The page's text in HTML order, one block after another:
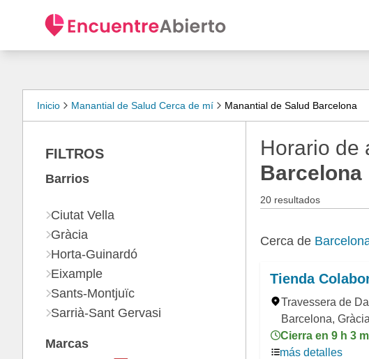
Inicio Manantial de Salud Cerca de mí Manantial de Salud Barcelona
Horario de
Barcelona
20 resultados
Cerca de
Tienda
Travessera de
Barcelona,
Cierra en 9 h 3
más detalles
FILTROS
Barrios
Ciutat Vella
Gràcia
Horta-Guinardó
Eixample
Sants-Montjuïc
Sarrià-Sant Gervasi
Marcas